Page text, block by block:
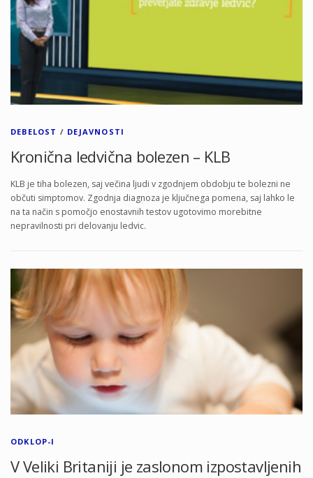
DEBELOST / DEJAVNOSTI
Kronična ledvična bolezen – KLB
KLB je tiha bolezen, saj večina ljudi v zgodnjem obdobju te bolezni ne
občuti simptomov. Zgodnja diagnoza je ključnega pomena, saj lahko le
na ta način s pomočjo enostavnih testov ugotovimo morebitne
nepravilnosti pri delovanju ledvic.
ODKLOP-I
V Veliki Britaniji je zaslonom izpostavljenih